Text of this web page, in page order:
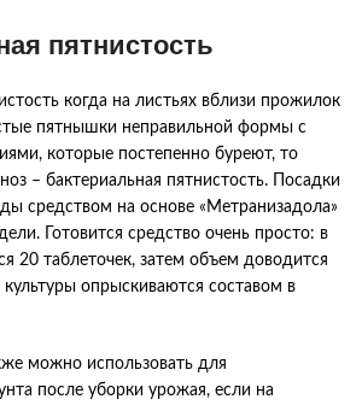
пятнистость
когда на листьях вблизи прожилок
пятнышки неправильной формы с
, которые постепенно буреют, то
– бактериальная пятнистость.
Посадки
средством на основе « Метранизадола»
. Готовится средство очень просто: в
20 таблеточек, затем объем доводится
культуры опрыскиваются составом в
можно использовать для
после уборки урожая, если на